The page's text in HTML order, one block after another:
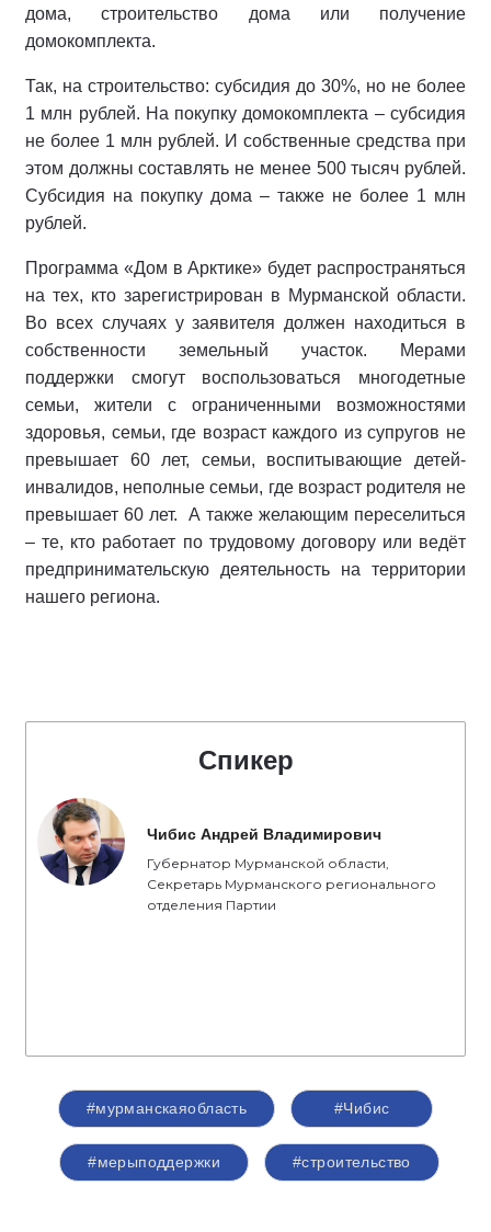
дома, строительство дома или получение
домокомплекта.
Так, на строительство: субсидия до 30%, но не более
1 млн рублей. На покупку домокомплекта – субсидия
не более 1 млн рублей. И собственные средства при
этом должны составлять не менее 500 тысяч рублей.
Субсидия на покупку дома – также не более 1 млн
рублей.
Программа «Дом в Арктике» будет распространяться
на тех, кто зарегистрирован в Мурманской области.
Во всех случаях у заявителя должен находиться в
собственности земельный участок. Мерами
поддержки смогут воспользоваться многодетные
семьи, жители с ограниченными возможностями
здоровья, семьи, где возраст каждого из супругов не
превышает 60 лет, семьи, воспитывающие детей-
инвалидов, неполные семьи, где возраст родителя не
превышает 60 лет. А также желающим переселиться
– те, кто работает по трудовому договору или ведёт
предпринимательскую деятельность на территории
нашего региона.
Спикер
Чибис Андрей Владимирович
Губернатор Мурманской области,
Секретарь Мурманского регионального
отделения Партии
#мурманскаяобласть #Чибис
#мерыподдержки #строительство